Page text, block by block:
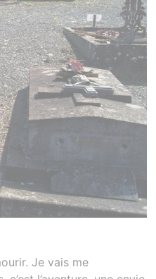
Je vais me